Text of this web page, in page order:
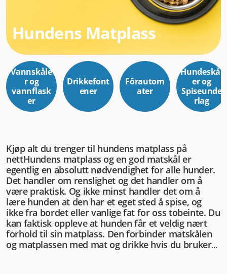
Hundens Matplass
Vannskåle
r og
vannflask
er
Drikkefont
ener
Fôrautom
ater
Hundeskål
er og
Spiseunde
rlag
Kjøp alt du trenger til hundens matplass på
nettHundens matplass og en god matskål er
egentlig en absolutt nødvendighet for alle hunder.
Det handler om renslighet og det handler om å
være praktisk. Og ikke minst handler det om å
lære hunden at den har et eget sted å spise, og
ikke fra bordet eller vanlige fat for oss tobeinte. Du
kan faktisk oppleve at hunden får et veldig nært
forhold til sin matplass. Den forbinder matskålen
og matplassen med mat og drikke hvis du bruker